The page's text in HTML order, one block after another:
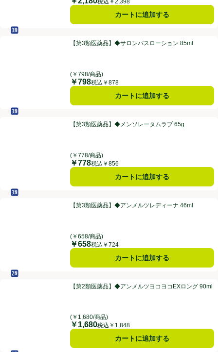
税込￥2,398
カートに追加する
【第3類医薬品】◆サロンパスローション 85ml
セルフメディケーション税制対象
第3類医薬品
【第3類医薬品】◆サロンパスローション 85ml
(￥798/商品)
価格
￥798税込￥878
カートに追加する
【第3類医薬品】◆メンソレータムラブ 65g
セルフメディケーション税制対象
第3類医薬品
【第3類医薬品】◆メンソレータムラブ 65g
(￥778/商品)
価格
￥778税込￥856
カートに追加する
【第3類医薬品】◆アンメルツレディーナ 46ml
セルフメディケーション税制対象
第3類医薬品
【第3類医薬品】◆アンメルツレディーナ 46ml
(￥658/商品)
価格
￥658税込￥724
カートに追加する
【第2類医薬品】◆アンメルツヨコヨコEXロング 90ml
セルフメディケーション税制対象
第2類医薬品
【第2類医薬品】◆アンメルツヨコヨコEXロング 90ml
(￥1,680/商品)
価格
￥1,680税込￥1,848
カートに追加する